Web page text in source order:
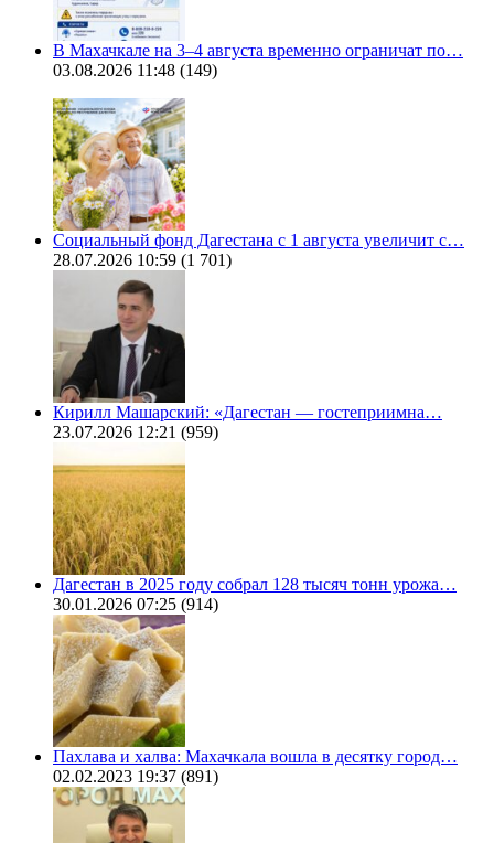
В Махачкале на 3–4 августа временно ограничат по…
03.08.2026 11:48 (149)
Социальный фонд Дагестана с 1 августа увеличит с…
28.07.2026 10:59 (1 701)
Кирилл Машарский: «Дагестан — гостеприимна…
23.07.2026 12:21 (959)
Дагестан в 2025 году собрал 128 тысяч тонн урожа…
30.01.2026 07:25 (914)
Пахлава и халва: Махачкала вошла в десятку город…
02.02.2023 19:37 (891)